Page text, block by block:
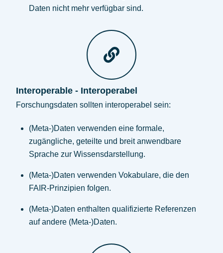
Daten nicht mehr verfügbar sind.
Interoperable - Interoperabel
Forschungsdaten sollten interoperabel sein:
(Meta-)Daten verwenden eine formale,
zugängliche, geteilte und breit anwendbare
Sprache zur Wissensdarstellung.
(Meta-)Daten verwenden Vokabulare, die den
FAIR-Prinzipien folgen.
(Meta-)Daten enthalten qualifizierte Referenzen
auf andere (Meta-)Daten.